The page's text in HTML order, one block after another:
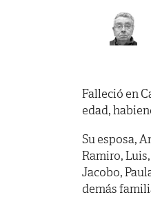
Falleció en
edad,
Su esposa,
Ramiro,
Jacobo,
demás